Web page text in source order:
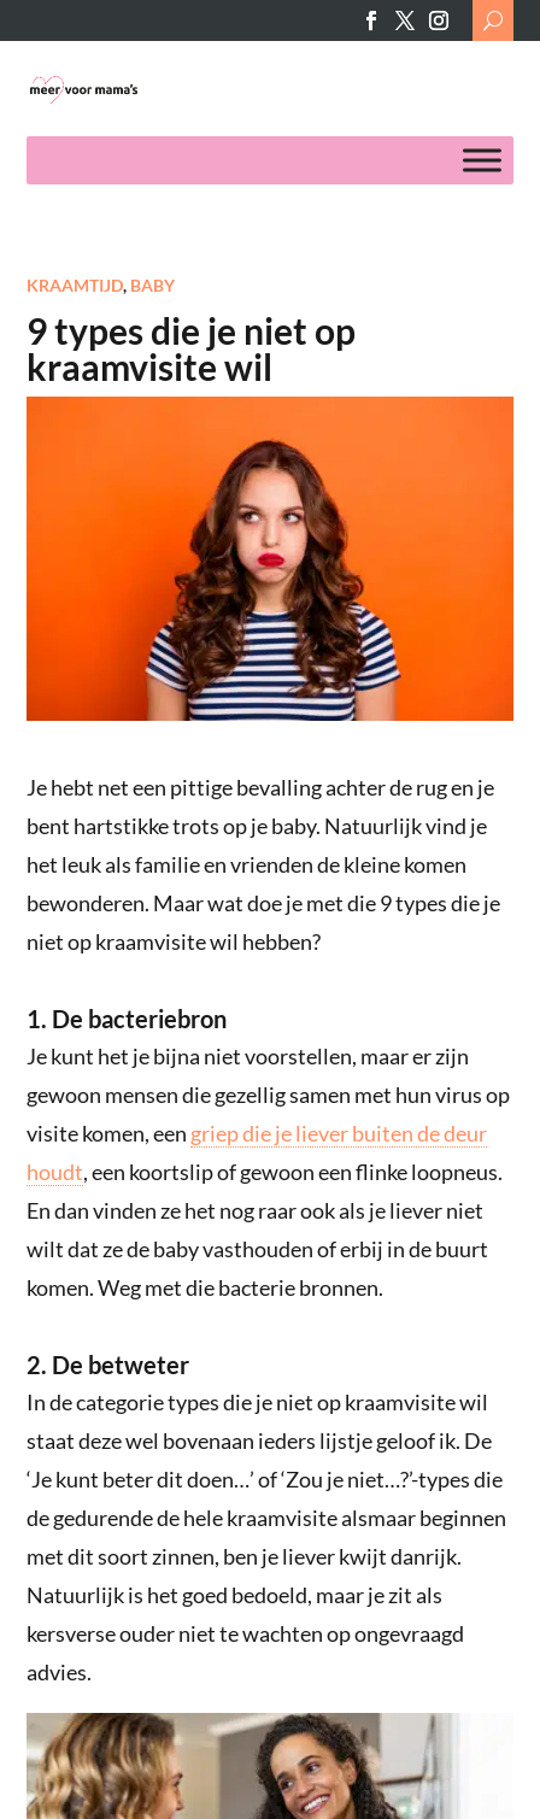
Search
for:
KRAAMTIJD, BABY
9 types die je niet op
kraamvisite wil
Je hebt net een pittige bevalling achter de rug en je
bent hartstikke trots op je baby. Natuurlijk vind je
het leuk als familie en vrienden de kleine komen
bewonderen. Maar wat doe je met die 9 types die je
niet op kraamvisite wil hebben?
1. De bacteriebron
Je kunt het je bijna niet voorstellen, maar er zijn
gewoon mensen die gezellig samen met hun virus op
visite komen, een griep die je liever buiten de deur
houdt, een koortslip of gewoon een flinke loopneus.
En dan vinden ze het nog raar ook als je liever niet
wilt dat ze de baby vasthouden of erbij in de buurt
komen. Weg met die bacterie bronnen.
2. De betweter
In de categorie types die je niet op kraamvisite wil
staat deze wel bovenaan ieders lijstje geloof ik. De
‘Je kunt beter dit doen…’ of ‘Zou je niet…?’-types die
de gedurende de hele kraamvisite alsmaar beginnen
met dit soort zinnen, ben je liever kwijt danrijk.
Natuurlijk is het goed bedoeld, maar je zit als
kersverse ouder niet te wachten op ongevraagd
advies.